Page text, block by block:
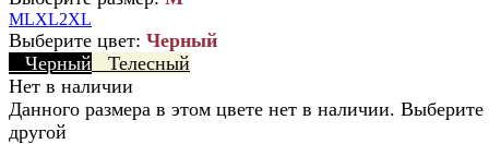
MLXL2XL
Выберите цвет: Черный
Черный
Телесный
Нет в наличии
Данного размера в этом цвете нет в наличии. Выберите
другой